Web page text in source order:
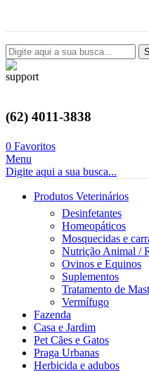
(62) 4011-3838
0 Favoritos
Menu
Digite aqui a sua busca...
Produtos Veterinários
Desinfetantes
Homeopáticos
Mosquecidas e
Nutrição Animal /
Ovinos e Equinos
Suplementos
Tratamento de
Vermífugo
Fazenda
Casa e Jardim
Pet Cães e Gatos
Praga Urbanas
Herbicida e adubos